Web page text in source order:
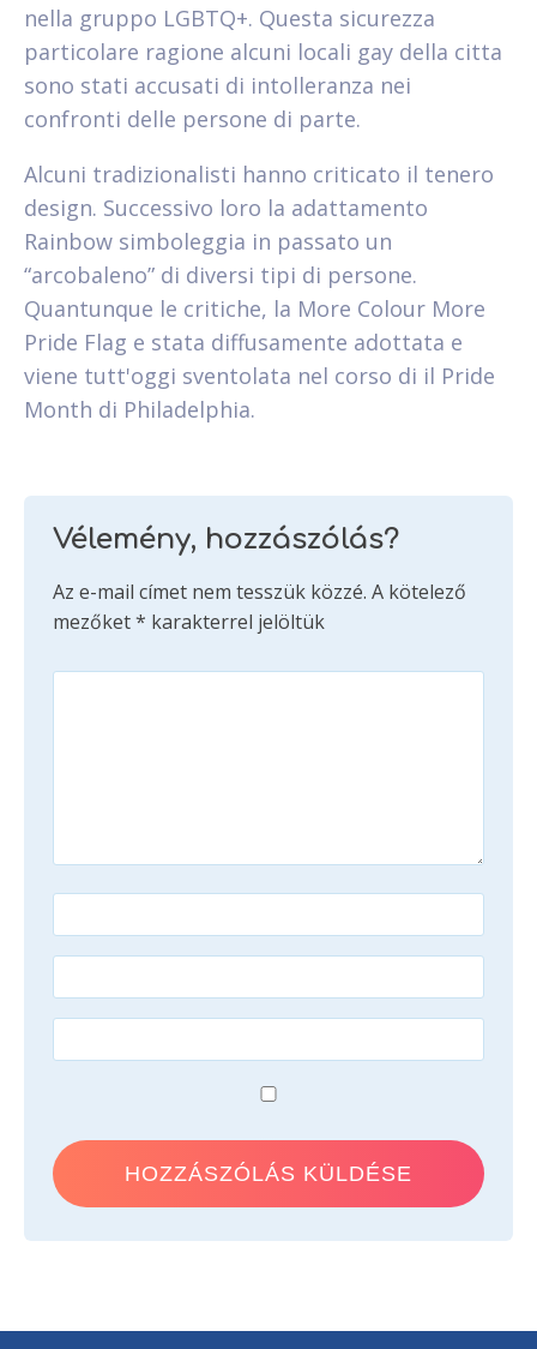
nella gruppo LGBTQ+. Questa sicurezza
particolare ragione alcuni locali gay della citta
sono stati accusati di intolleranza nei
confronti delle persone di parte.
Alcuni tradizionalisti hanno criticato il tenero
design. Successivo loro la adattamento
Rainbow simboleggia in passato un
“arcobaleno” di diversi tipi di persone.
Quantunque le critiche, la More Colour More
Pride Flag e stata diffusamente adottata e
viene tutt'oggi sventolata nel corso di il Pride
Month di Philadelphia.
Vélemény, hozzászólás?
Az e-mail címet nem tesszük közzé. A kötelező
mezőket* karakterrel jelöltük